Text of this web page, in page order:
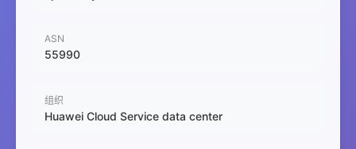
ASN
55990
组织
Huawei Cloud Service data center